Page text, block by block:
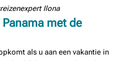
Ilona
met de
als u aan een vakantie in